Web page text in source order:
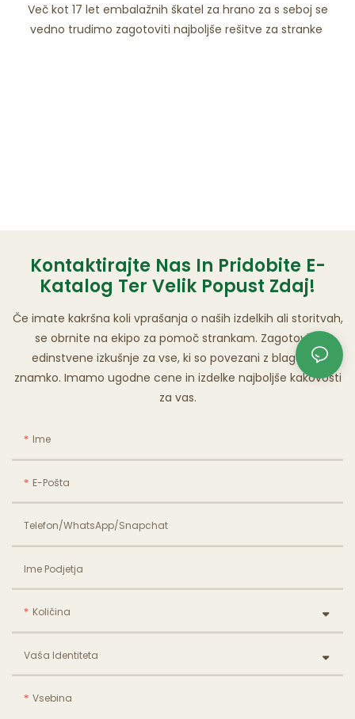
Več kot 17 let embalažnih škatel za hrano za s seboj se
vedno trudimo zagotoviti najboljše rešitve za stranke
Kontaktirajte Nas In Pridobite E-
Katalog Ter Velik Popust Zdaj!
Če imate kakršna koli vprašanja o naših izdelkih ali storitvah,
se obrnite na ekipo za pomoč strankam. Zagotovite
edinstvene izkušnje za vse, ki so povezani z blagovno
znamko. Imamo ugodne cene in izdelke najboljše kakovosti
za vas.
Ime
E-Pošta
Telefon/WhatsApp/Snapchat
Ime Podjetja
Količina
Vaša Identiteta
Vsebina